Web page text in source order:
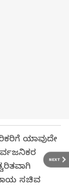
NEXT
ಯಾವುದೇ
ಸಚಿವ